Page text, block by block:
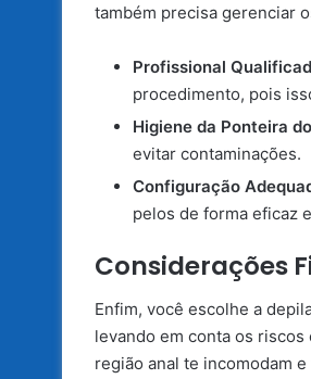
também precisa gerenciar
Profissional
procedimento, pois
Higiene da Ponteira
evitar contaminações.
Configuração
pelos de forma eficaz
Considerações
Enfim, você escolhe a
levando em conta os
região anal te incomodam